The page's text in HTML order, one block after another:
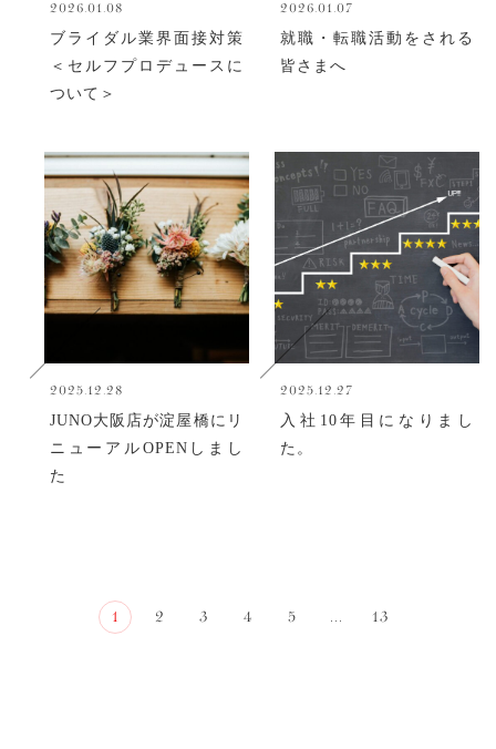
2026.01.08
ブライダル業界面接対策
＜セルフプロデュースに
ついて＞
2026.01.07
就職・転職活動をされる
皆さまへ
2025.12.28
JUNO大阪店が淀屋橋にリ
ニューアルOPENしまし
た
2025.12.27
入社10年目になりまし
た。
1 2 3 4 5 ... 13